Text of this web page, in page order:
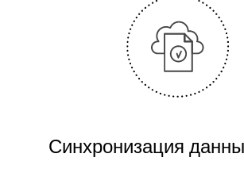
Синхронизация